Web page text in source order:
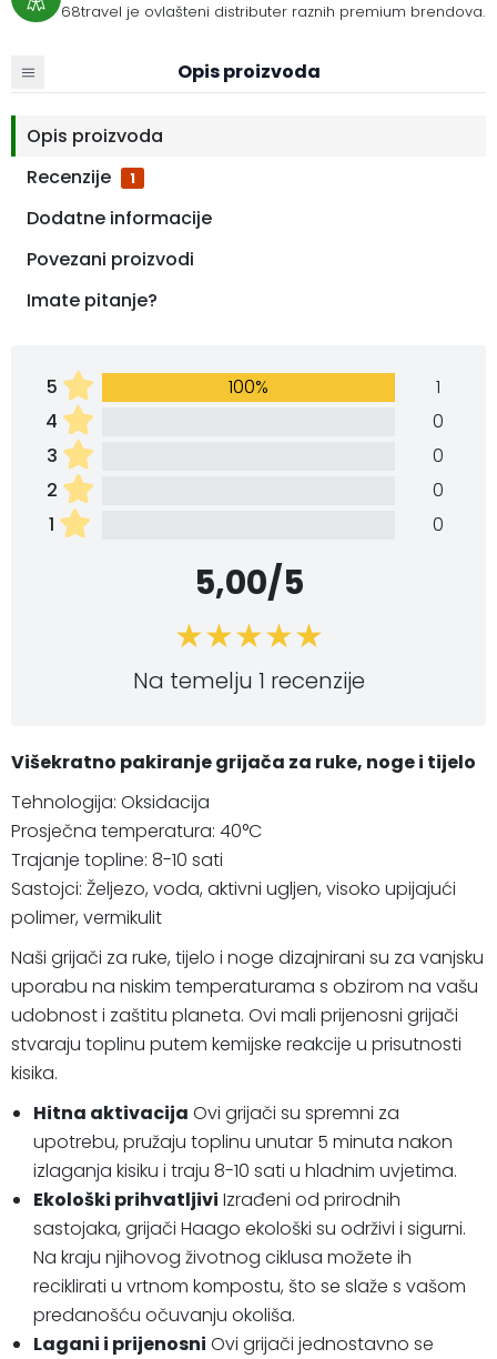
68travel je ovlašteni distributer raznih premium brendova.
Opis proizvoda
Opis proizvoda
Recenzije
1
Dodatne informacije
Povezani proizvodi
Imate pitanje?
5 100%
1
4
0
3
0
2
0
1
0
5,00/5
Na temelju 1 recenzije
Višekratno pakiranje grijača za ruke, noge i tijelo
Tehnologija: Oksidacija
Prosječna temperatura: 40°C
Trajanje topline: 8-10 sati
Sastojci: Željezo, voda, aktivni ugljen, visoko upijajući
polimer, vermikulit
Naši grijači za ruke, tijelo i noge dizajnirani su za vanjsku
uporabu na niskim temperaturama s obzirom na vašu
udobnost i zaštitu planeta. Ovi mali prijenosni grijači
stvaraju toplinu putem kemijske reakcije u prisutnosti
kisika.
Hitna aktivacija Ovi grijači su spremni za
upotrebu, pružaju toplinu unutar 5 minuta nakon
izlaganja kisiku i traju 8-10 sati u hladnim uvjetima.
Ekološki prihvatljivi Izrađeni od prirodnih
sastojaka, grijači Haago ekološki su održivi i sigurni.
Na kraju njihovog životnog ciklusa možete ih
reciklirati u vrtnom kompostu, što se slaže s vašom
predanošću očuvanju okoliša.
Lagani i prijenosni Ovi grijači jednostavno se